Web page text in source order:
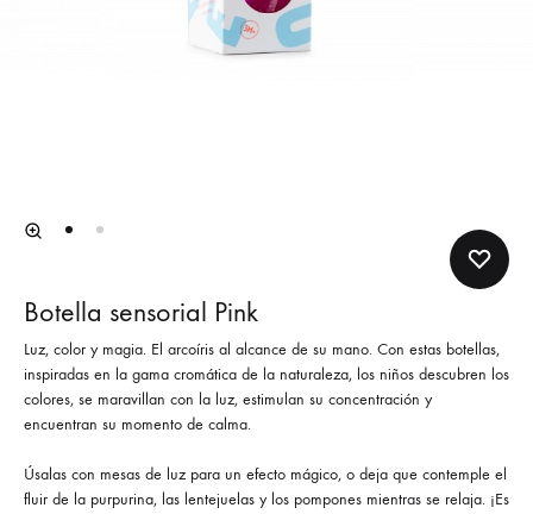
Botella sensorial Pink
Luz, color y magia. El arcoíris al alcance de su mano. Con estas botellas,
inspiradas en la gama cromática de la naturaleza, los niños descubren los
colores, se maravillan con la luz, estimulan su concentración y
encuentran su momento de calma.
Úsalas con mesas de luz para un efecto mágico, o deja que contemple el
fluir de la purpurina, las lentejuelas y los pompones mientras se relaja. ¡Es